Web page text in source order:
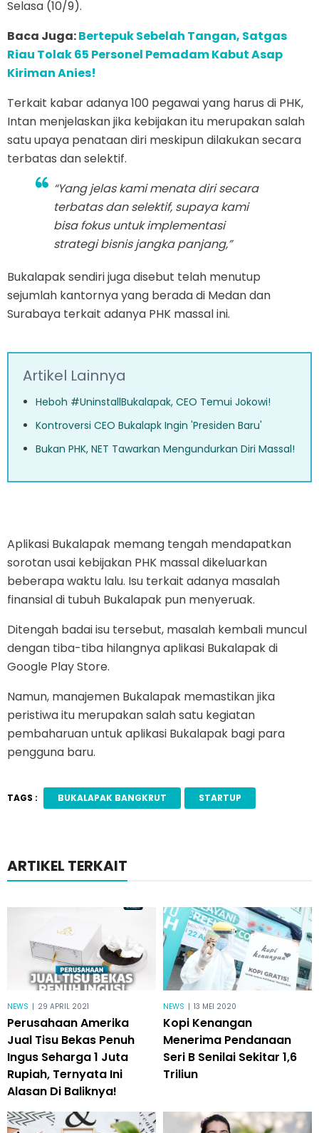
Selasa (10/9).
Baca Juga:Bertepuk Sebelah Tangan, Satgas
Riau Tolak 65 Personel Pemadam Kabut Asap
Kiriman Anies!
Terkait kabar adanya 100 pegawai yang harus di PHK,
Intan menjelaskan jika kebijakan itu merupakan salah
satu upaya penataan diri meskipun dilakukan secara
terbatas dan selektif.
“Yang jelas kami menata diri secara
terbatas dan selektif, supaya kami
bisa fokus untuk implementasi
strategi bisnis jangka panjang,”
Bukalapak sendiri juga disebut telah menutup
sejumlah kantornya yang berada di Medan dan
Surabaya terkait adanya PHK massal ini.
Artikel Lainnya
Heboh #UninstallBukalapak, CEO Temui Jokowi!
Kontroversi CEO Bukalapk Ingin 'Presiden Baru'
Bukan PHK, NET Tawarkan Mengundurkan Diri Massal!
Aplikasi Bukalapak memang tengah mendapatkan
sorotan usai kebijakan PHK massal dikeluarkan
beberapa waktu lalu. Isu terkait adanya masalah
finansial di tubuh Bukalapak pun menyeruak.
Ditengah badai isu tersebut, masalah kembali muncul
dengan tiba-tiba hilangnya aplikasi Bukalapak di
Google Play Store.
Namun, manajemen Bukalapak memastikan jika
peristiwa itu merupakan salah satu kegiatan
pembaharuan untuk aplikasi Bukalapak bagi para
pengguna baru.
TAGS : BUKALAPAK BANGKRUT STARTUP
ARTIKEL TERKAIT
NEWS | 29 APRIL 2021
Perusahaan Amerika
Jual Tisu Bekas Penuh
Ingus Seharga 1 Juta
Rupiah, Ternyata Ini
Alasan Di Baliknya!
NEWS | 13 MEI 2020
Kopi Kenangan
Menerima Pendanaan
Seri B Senilai Sekitar 1,6
Triliun